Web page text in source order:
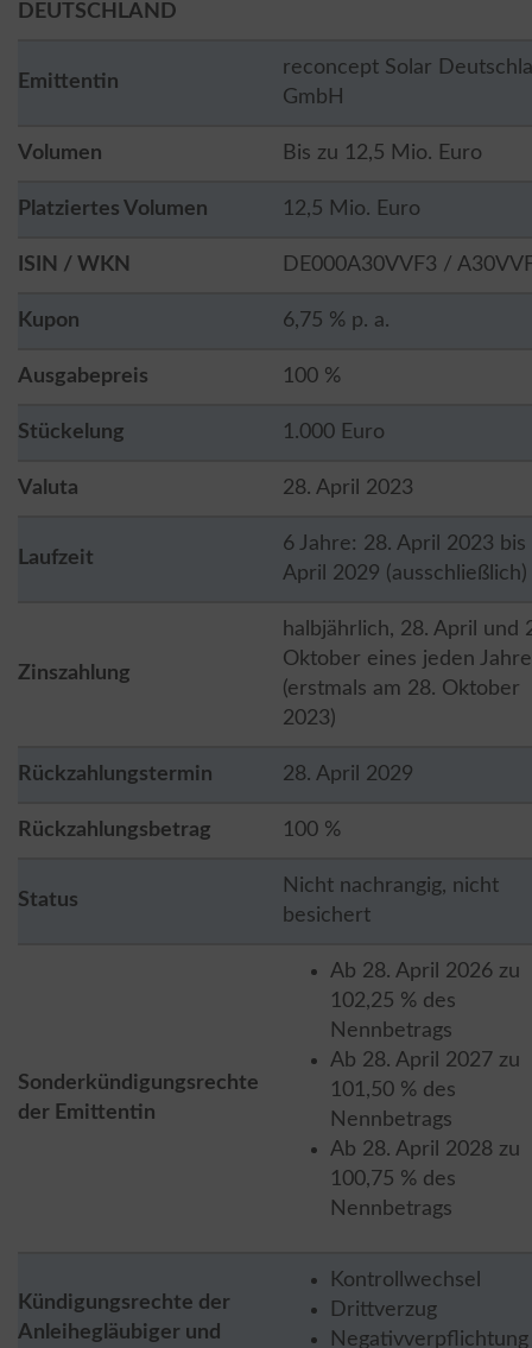
DEUTSCHLAND
Emittentin
reconcept Solar
GmbH
Volumen Bis zu 12,5 Mio. Euro
Platziertes Volumen 12,5 Mio. Euro
ISIN / WKN DE000A30VVF3 /
Kupon 6,75 % p. a.
Ausgabepreis 100 %
Stückelung 1.000 Euro
Valuta 28. April 2023
Laufzeit
6 Jahre: 28. April 2023 bis
April 2029 (ausschließlich)
Zinszahlung
halbjährlich, 28. April und
Oktober eines jeden
(erstmals am 28. Oktober
2023)
Rückzahlungstermin 28. April 2029
Rückzahlungsbetrag 100 %
Status
Nicht nachrangig, nicht
besichert
Sonderkündigungsrechte
der Emittentin
Ab 28. April 2026 zu
102,25 % des
Nennbetrags
Ab 28. April 2027 zu
101,50 % des
Nennbetrags
Ab 28. April 2028 zu
100,75 % des
Nennbetrags
Kündigungsrechte der
Anleihegläubiger und
Kontrollwechsel
Drittverzug
Negativverpflichtung